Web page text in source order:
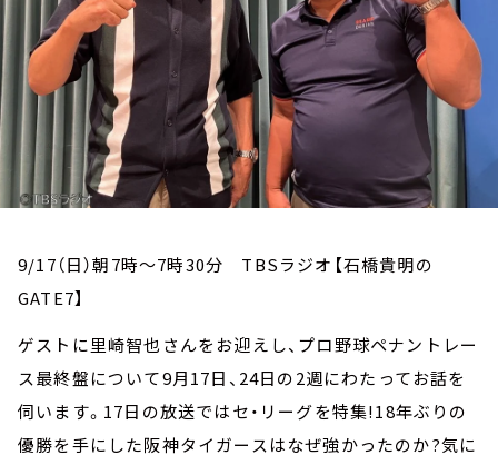
9/17（日）朝7時～7時30分 TBSラジオ【石橋貴明の
GATE7】
ゲストに里崎智也さんをお迎えし、プロ野球ペナントレー
ス最終盤について9月17日、24日の2週にわたってお話を
伺います。17日の放送ではセ・リーグを特集!18年ぶりの
優勝を手にした阪神タイガースはなぜ強かったのか?気に